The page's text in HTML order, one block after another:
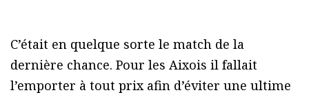
C’était en quelque sorte le match de la
dernière chance. Pour les Aixois il fallait
l’emporter à tout prix afin d’éviter une ultime